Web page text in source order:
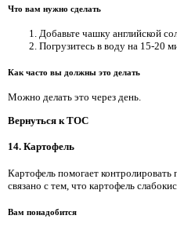
Что вам нужно сделать
Добавьте чашку английской
Погрузитесь в воду на 15-20
Как часто вы должны это делать
Можно делать это через день.
Вернуться к TOC
14. Картофель
Картофель помогает
связано с тем, что картофель
Вам понадобится